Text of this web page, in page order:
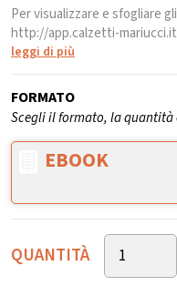
Per visualizzare e sfogliare
http://app.calzetti-mariucci.it
leggi di più
FORMATO
Scegli il formato, la
EBOOK
QUANTITÀ